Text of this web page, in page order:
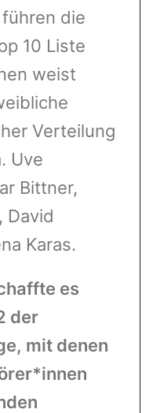
die
10 Liste
weist
Verteilung
Uve
Bittner,
David
Karas.
es
der
mit denen